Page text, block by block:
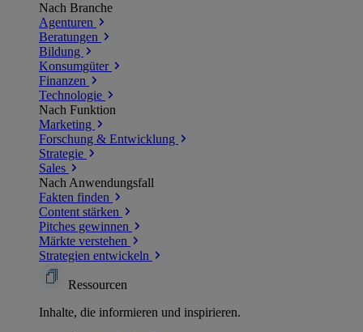
Nach Branche
Agenturen
Beratungen
Bildung
Konsumgüter
Finanzen
Technologie
Nach Funktion
Marketing
Forschung & Entwicklung
Strategie
Sales
Nach Anwendungsfall
Fakten finden
Content stärken
Pitches gewinnen
Märkte verstehen
Strategien entwickeln
Ressourcen
Inhalte, die informieren und inspirieren.